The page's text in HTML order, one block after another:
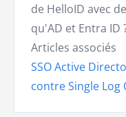
de HelloID avec
qu'AD et Entra ID
Articles associés
SSO Active
contre Single Log